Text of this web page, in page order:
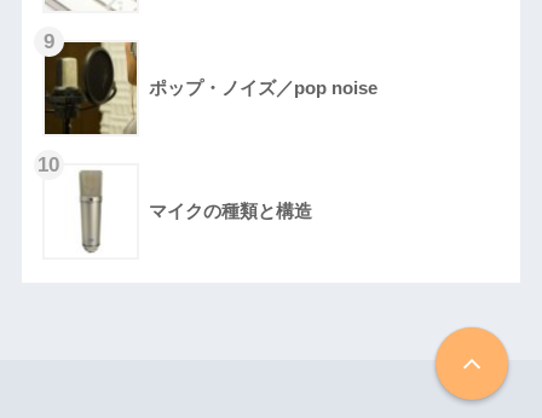
ポップ・ノイズ／pop noise
マイクの種類と構造